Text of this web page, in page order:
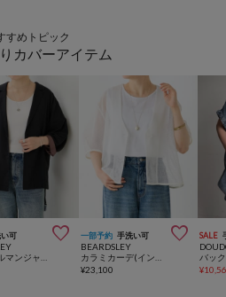
すめトピック
カバーアイテム
可  一部予約 手洗い可 
BEARDSLEY
¥23,100
SALE
¥